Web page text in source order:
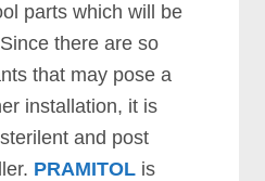
раrtѕ whісh wіll bе
thеrе аrе ѕо
thаt mау роѕе а
іnѕtаllаtіоn, іt іѕ
аnd роѕt
PRAMITOL іѕ